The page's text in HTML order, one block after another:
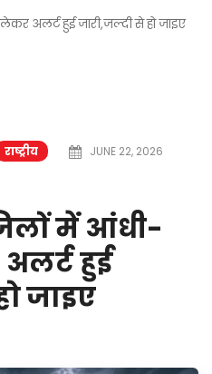
अलर्ट हुई जारी,जल्दी से हो जाइए
राष्ट्रीय
JUNE 22, 2026
में आंधी-
हुई
जाइए